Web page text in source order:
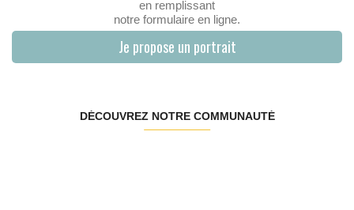
en remplissant
notre formulaire en ligne.
Je propose un portrait
DÉCOUVREZ NOTRE COMMUNAUTÉ